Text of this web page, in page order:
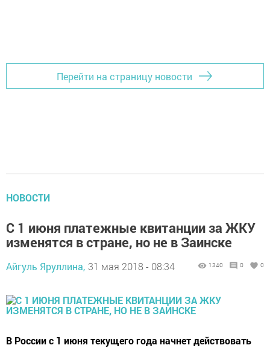
Перейти на страницу новости
НОВОСТИ
С 1 июня платежные квитанции за ЖКУ
изменятся в стране, но не в Заинске
Айгуль Яруллина, 31 мая 2018 - 08:34 1340 0 0
В России с 1 июня текущего года начнет действовать